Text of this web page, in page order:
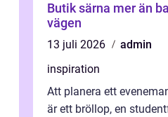
Butik särna mer än bara en mack vid
vägen
13 juli 2026
admin
inspiration
Att planera ett
är ett bröllop, en